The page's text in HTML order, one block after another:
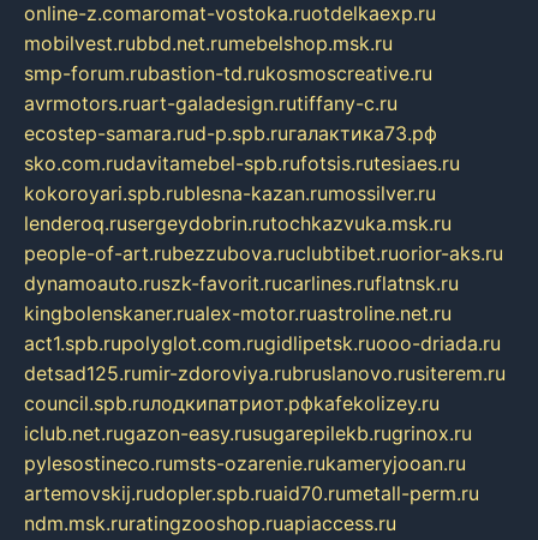
online-z.comaromat-vostoka.ruotdelkaexp.ru
mobilvest.rubbd.net.rumebelshop.msk.ru
smp-forum.rubastion-td.rukosmoscreative.ru
avrmotors.ruart-galadesign.rutiffany-c.ru
ecostep-samara.rud-p.spb.ruгалактика73.рф
sko.com.rudavitamebel-spb.rufotsis.rutesiaes.ru
kokoroyari.spb.rublesna-kazan.rumossilver.ru
lenderoq.rusergeydobrin.rutochkazvuka.msk.ru
people-of-art.rubezzubova.ruclubtibet.ruorior-aks.ru
dynamoauto.ruszk-favorit.rucarlines.ruflatnsk.ru
kingbolenskaner.rualex-motor.ruastroline.net.ru
act1.spb.rupolyglot.com.rugidlipetsk.ruooo-driada.ru
detsad125.rumir-zdoroviya.rubruslanovo.rusiterem.ru
council.spb.ruлодкипатриот.рфkafekolizey.ru
iclub.net.rugazon-easy.rusugarepilekb.rugrinox.ru
pylesostineco.rumsts-ozarenie.rukameryjooan.ru
artemovskij.rudopler.spb.ruaid70.rumetall-perm.ru
ndm.msk.ruratingzooshop.ruapiaccess.ru